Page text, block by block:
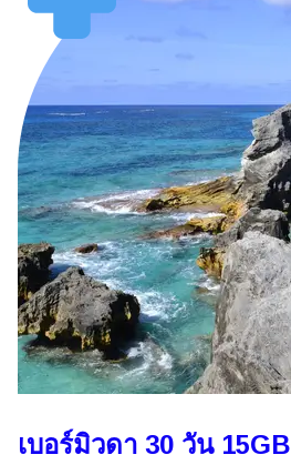
เบอร์มิวดา 30 วัน 15GB